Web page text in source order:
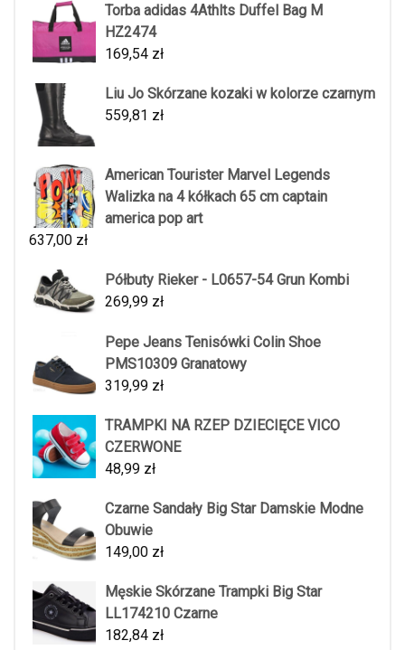
Torba adidas 4Athlts Duffel Bag M
HZ2474
169,54 zł
Liu Jo Skórzane kozaki w kolorze czarnym
559,81 zł
American Tourister Marvel Legends
Walizka na 4 kółkach 65 cm captain
america pop art
637,00 zł
Półbuty Rieker - L0657-54 Grun Kombi
269,99 zł
Pepe Jeans Tenisówki Colin Shoe
PMS10309 Granatowy
319,99 zł
TRAMPKI NA RZEP DZIECIĘCE VICO
CZERWONE
48,99 zł
Czarne Sandały Big Star Damskie Modne
Obuwie
149,00 zł
Męskie Skórzane Trampki Big Star
LL174210 Czarne
182,84 zł